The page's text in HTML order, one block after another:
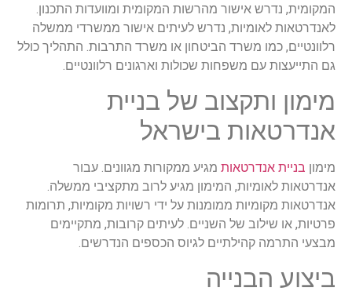
המקומית, נדרש אישור מהרשות המקומית ומוועדות התכנון.
לאנדרטאות לאומיות, נדרש לעיתים אישור ממשרדי ממשלה
רלוונטיים, כמו משרד הביטחון או משרד התרבות. התהליך כולל
גם התייעצות עם משפחות שכולות וארגונים רלוונטיים.
מימון ותקצוב של בניית
אנדרטאות בישראל
מימון בניית אנדרטאות מגיע ממקורות מגוונים. עבור
אנדרטאות לאומיות, המימון מגיע לרוב מתקציבי ממשלה.
אנדרטאות מקומיות ממומנות על ידי רשויות מקומיות, תרומות
פרטיות, או שילוב של השניים. לעיתים קרובות, מתקיימים
מבצעי התרמה קהילתיים לגיוס הכספים הנדרשים.
ביצוע הבנייה